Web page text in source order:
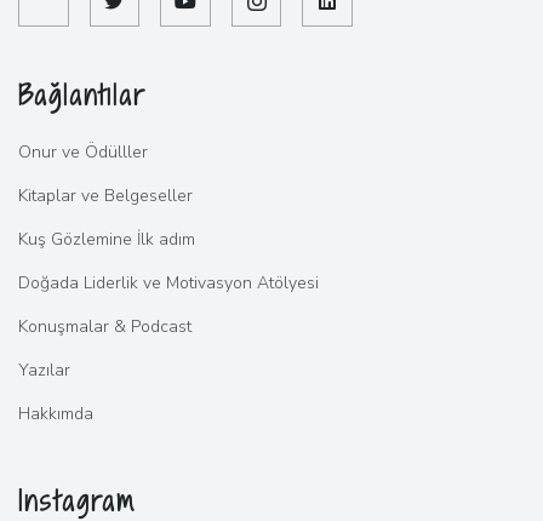
Bağlantılar
Onur ve Ödülller
Kitaplar ve Belgeseller
Kuş Gözlemine İlk adım
Doğada Liderlik ve Motivasyon Atölyesi
Konuşmalar & Podcast
Yazılar
Hakkımda
Instagram